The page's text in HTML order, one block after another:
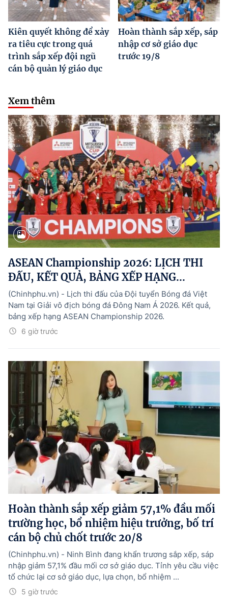
Kiên quyết không để xảy
ra tiêu cực trong quá
trình sắp xếp đội ngũ
cán bộ quản lý giáo dục
Hoàn thành sắp xếp, sáp
nhập cơ sở giáo dục
trước 19/8
Xem thêm
ASEAN Championship 2026: LỊCH THI
ĐẤU, KẾT QUẢ, BẢNG XẾP HẠNG...
6 giờ trước
(Chinhphu.vn) - Lịch thi đấu của Đội tuyển Bóng đá Việt
Nam tại Giải vô địch bóng đá Đông Nam Á 2026. Kết quả,
bảng xếp hạng ASEAN Championship 2026.
Hoàn thành sắp xếp giảm 57,1% đầu mối
trường học, bổ nhiệm hiệu trưởng, bố trí
cán bộ chủ chốt trước 20/8
5 giờ trước
(Chinhphu.vn) - Ninh Bình đang khẩn trương sắp xếp, sáp
nhập giảm 57,1% đầu mối cơ sở giáo dục. Tỉnh yêu cầu việc
tổ chức lại cơ sở giáo dục, lựa chọn, bổ nhiệm ...